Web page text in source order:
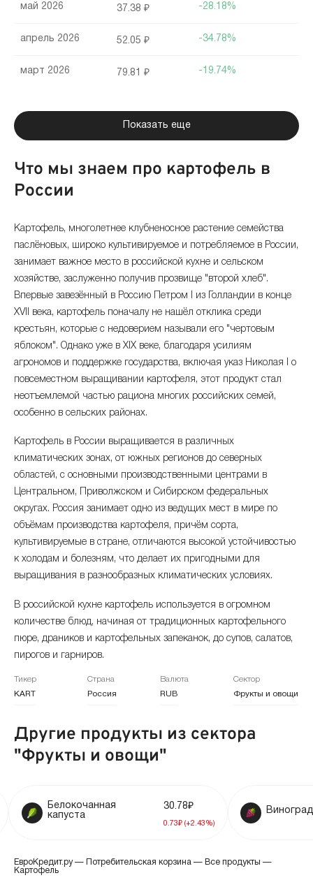
май 2026 37.38 ₽ -28.18%
апрель 2026 52.05 ₽ -34.78%
март 2026 79.81 ₽ -19.74%
январь 2026
декабрь 2025 39.55 ₽ +4.88%
ноябрь 2025
октябрь 2025 36.48 ₽ +0.27%
сентябрь 2025 36.38 ₽ -17.82%
август 2025 44.27 ₽ -35.76%
июль 2025 68.91 ₽ -28.01%
июнь 2025 95.72 ₽ -5.92%
май 2025 101.74 ₽ +13.59%
март 2025 72.2 ₽ +22.73%
февраль 2025 58.83 ₽ +1.92%
январь 2025 57.72 ₽ +1.51%
декабрь 2024 56.86 ₽
октябрь 2024 45.95 ₽ +4.57%
август 2024
июнь 2024
апрель 2024
февраль 2024
Показать еще
Что мы знаем про картофель в
России
Картофель, многолетнее клубненосное растение семейства
паслёновых, широко культивируемое и потребляемое в России,
занимает важное место в российской кухне и сельском
хозяйстве, заслуженно получив прозвище "второй хлеб".
Впервые завезённый в Россию Петром I из Голландии в конце
XVII века, картофель поначалу не нашёл отклика среди
крестьян, которые с недоверием называли его "чертовым
яблоком". Однако уже в XIX веке, благодаря усилиям
агрономов и поддержке государства, включая указ Николая I о
повсеместном выращивании картофеля, этот продукт стал
неотъемлемой частью рациона многих российских семей,
особенно в сельских районах.
Картофель в России выращивается в различных
климатических зонах, от южных регионов до северных
областей, с основными производственными центрами в
Центральном, Приволжском и Сибирском федеральных
округах. Россия занимает одно из ведущих мест в мире по
объёмам производства картофеля, причём сорта,
культивируемые в стране, отличаются высокой устойчивостью
к холодам и болезням, что делает их пригодными для
выращивания в разнообразных климатических условиях.
В российской кухне картофель используется в огромном
количестве блюд, начиная от традиционных картофельного
пюре, драников и картофельных запеканок, до супов, салатов,
пирогов и гарниров.
Тикер Страна Валюта Сектор
KART Россия RUB Фрукты и овощи
Другие продукты из сектора
"Фрукты и овощи"
30.78₽ Виноград
ЕвроКредит.ру— Потребительская корзина — Все продукты —
Картофель